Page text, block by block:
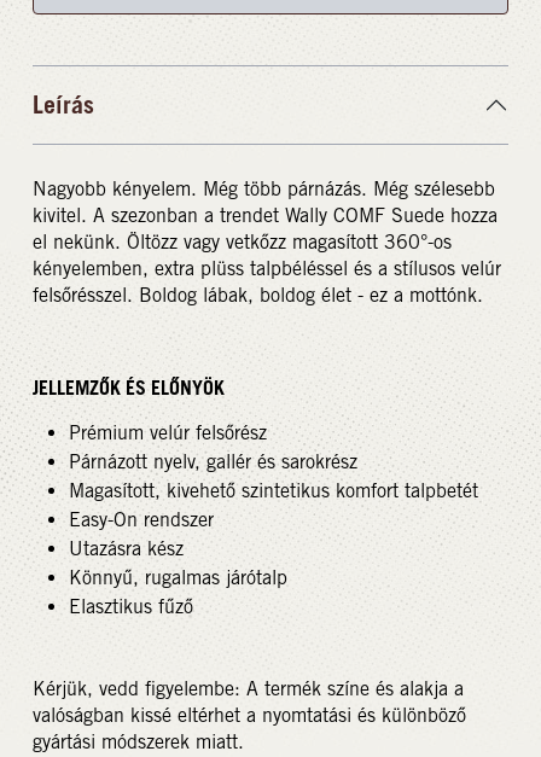
Leírás
Nagyobb kényelem. Még több párnázás. Még szélesebb
kivitel. A szezonban a trendet Wally COMF Suede hozza
el nekünk. Öltözz vagy vetkőzz magasított 360°-os
kényelemben, extra plüss talpbéléssel és a stílusos velúr
felsőrésszel. Boldog lábak, boldog élet - ez a mottónk.
JELLEMZŐK ÉS ELŐNYÖK
Prémium velúr felsőrész
Párnázott nyelv, gallér és sarokrész
Magasított, kivehető szintetikus komfort talpbetét
Easy-On rendszer
Utazásra kész
Könnyű, rugalmas járótalp
Elasztikus fűző
Kérjük, vedd figyelembe: A termék színe és alakja a
valóságban kissé eltérhet a nyomtatási és különböző
gyártási módszerek miatt.